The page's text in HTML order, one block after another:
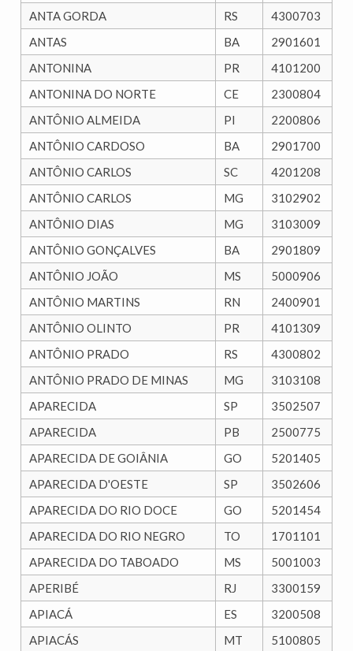
ANTA GORDA
RS
4300703
ANTAS
BA
2901601
ANTONINA
PR
4101200
ANTONINA DO NORTE
CE
2300804
ANTÔNIO ALMEIDA
PI
2200806
ANTÔNIO CARDOSO
BA
2901700
ANTÔNIO CARLOS
SC
4201208
ANTÔNIO CARLOS
MG
3102902
ANTÔNIO DIAS
MG
3103009
ANTÔNIO GONÇALVES
BA
2901809
ANTÔNIO JOÃO
MS
5000906
ANTÔNIO MARTINS
RN
2400901
ANTÔNIO OLINTO
PR
4101309
ANTÔNIO PRADO
RS
4300802
ANTÔNIO PRADO DE MINAS
MG
3103108
APARECIDA
SP
3502507
APARECIDA
PB
2500775
APARECIDA DE GOIÂNIA
GO
5201405
APARECIDA D'OESTE
SP
3502606
APARECIDA DO RIO DOCE
GO
5201454
APARECIDA DO RIO NEGRO
TO
1701101
APARECIDA DO TABOADO
MS
5001003
APERIBÉ
RJ
3300159
APIACÁ
ES
3200508
APIACÁS
MT
5100805